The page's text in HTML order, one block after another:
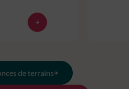
de terrains